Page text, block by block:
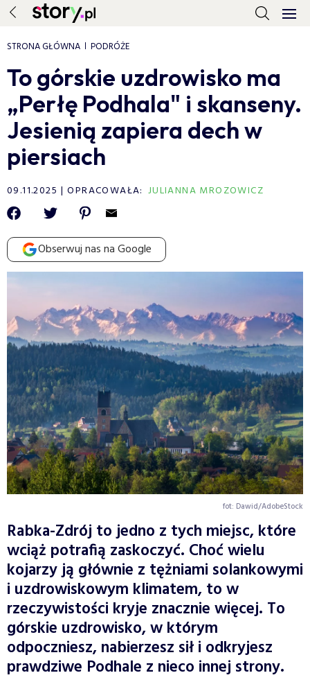
STRONA GŁÓWNA PODRÓŻE
To górskie uzdrowisko ma
„Perłę Podhala" i skanseny.
Jesienią zapiera dech w
piersiach
09.11.2025 OPRACOWAŁA: JULIANNA MROZOWICZ
Obserwuj nas na Google
fot: Dawid/AdobeStock
Rabka-Zdrój to jedno z tych miejsc, które
wciąż potrafią zaskoczyć. Choć wielu
kojarzy ją głównie z tężniami solankowymi
i uzdrowiskowym klimatem, to w
rzeczywistości kryje znacznie więcej. To
górskie uzdrowisko, w którym
odpoczniesz, nabierzesz sił i odkryjesz
prawdziwe Podhale z nieco innej strony.